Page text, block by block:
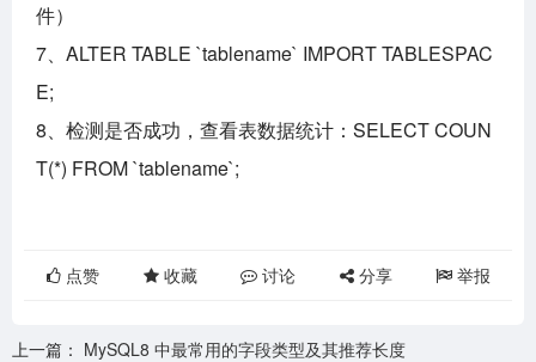
件）
7、ALTER TABLE `tablename` IMPORT TABLESPAC
E;
8、检测是否成功，查看表数据统计：SELECT COUN
T(*) FROM `tablename`;
点赞 收藏 讨论 分享 举报
上一篇： MySQL8 中最常用的字段类型及其推荐长度